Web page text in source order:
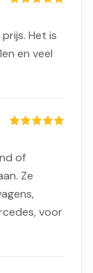
Het is
en veel
of
Ze
voor